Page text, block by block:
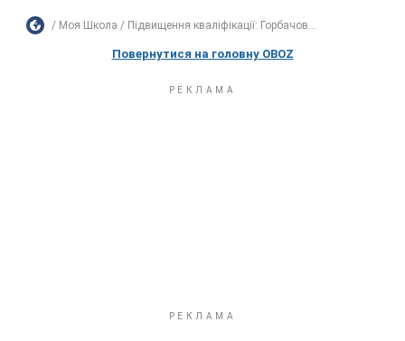
Моя Школа Підвищення кваліфікації: Горбачов...
Повернутися на головну OBOZ